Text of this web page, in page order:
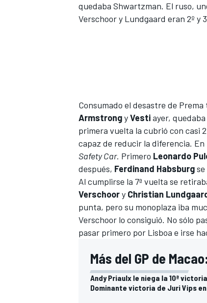
quedaba Shwartzman. El ruso,
Verschoor y Lundgaard eran 2º y
Consumado el desastre de
ArmstrongyVestiayer,
primera vuelta la cubrió con casi
capaz de reducir la diferencia. En
Safety Car. Primero Leonardo
después, Ferdinand Habsburg
Al cumplirse la 7ª vuelta se
Verschoory Christian
punta, pero su monoplaza iba
Verschoor lo consiguió. No sólo
pasar primero por Lisboa e irse
Más del GP de Macao:
Andy Priaulx le niega la 10ª
Dominante victoria de Juri Vips en